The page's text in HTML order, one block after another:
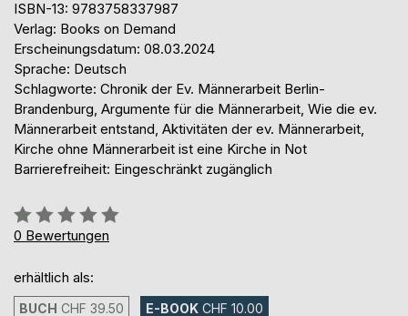
ISBN-13: 9783758337987
Verlag: Books on Demand
Erscheinungsdatum: 08.03.2024
Sprache: Deutsch
Schlagworte: Chronik der Ev. Männerarbeit Berlin-
Brandenburg, Argumente für die Männerarbeit, Wie die ev.
Männerarbeit entstand, Aktivitäten der ev. Männerarbeit,
Kirche ohne Männerarbeit ist eine Kirche in Not
Barrierefreiheit: Eingeschränkt zugänglich
Bewertung::
0%
0 Bewertungen
erhältlich als:
BUCH CHF 39.50 E-BOOK CHF 10.00